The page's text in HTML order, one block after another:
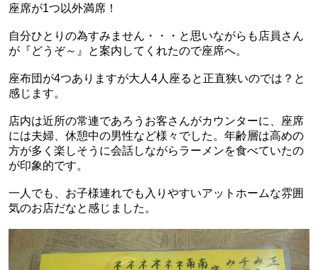
座席が1つ以外満席！
自分ひとりの為すみません・・・と思いながらも店員さん
が『どうぞ～』と案内してくれたので座席へ。
座布団が4つありますが大人4人座ると正直狭いのでは？と
感じます。
店内は近所の常連であろうお客さんがカウンターに、座席
には夫婦、休憩中の男性など様々でした。年齢層は高めの
方が多く楽しそうに会話しながらラーメンを食べていたの
が印象的です。
一人でも、お子様連れでも入りやすいアットホームな雰囲
気のお店だなと感じました。